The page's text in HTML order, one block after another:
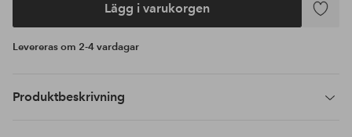
Lägg i varukorgen
Lägg
Levereras om 2-4 vardagar
Produktbeskrivning